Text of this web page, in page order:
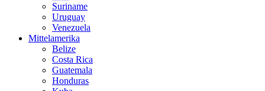
Suriname
Uruguay
Venezuela
Mittelamerika
Belize
Costa Rica
Guatemala
Honduras